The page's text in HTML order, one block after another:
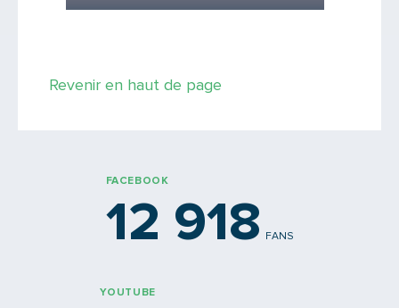
Revenir en haut de page
FACEBOOK
12 918 FANS
YOUTUBE